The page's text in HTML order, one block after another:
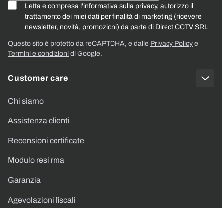
Customer care
Chi siamo
Assistenza clienti
Recensioni certificate
Modulo resi rma
Garanzia
Agevolazioni fiscali
Letta e compresa l'informativa sulla privacy, autorizzo il
trattamento dei miei dati per finalità di marketing (ricevere
newsletter, novità, promozioni) da parte di Direct CCTV SRL
Questo sito è protetto da reCAPTCHA, e dalle Privacy Policy e
Termini e condizioni di Google.